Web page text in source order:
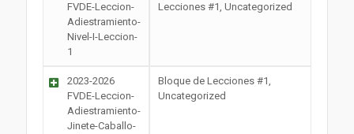
FVDE-Leccion-
Adiestramiento-
Nivel-I-Leccion-
1
Lecciones #1, Uncategorized
2023-2026
FVDE-Leccion-
Adiestramiento-
Jinete-Caballo-
Bloque de Lecciones #1,
Uncategorized